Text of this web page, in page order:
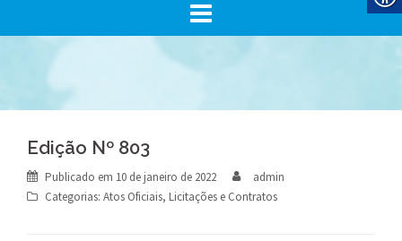
Edição Nº 803
Publicado em 10 de janeiro de 2022
admin
Categorias: Atos Oficiais, Licitações e Contratos